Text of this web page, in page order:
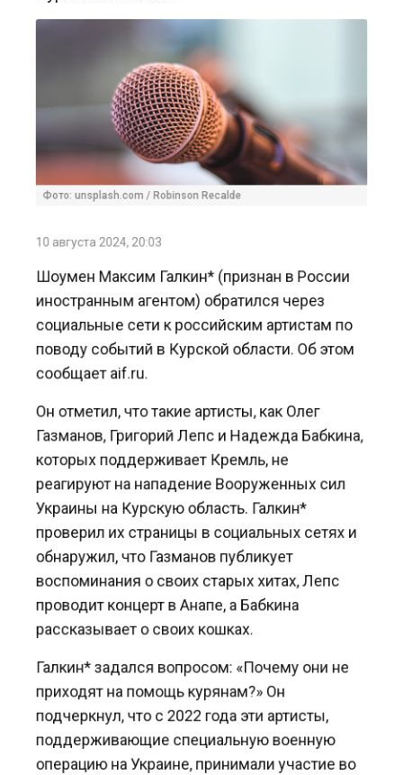
Фото: unsplash.com / Robinson Recalde
иностранным агентом) обратился через
социальные сети к российским артистам по
поводу событий в Курской области. Об этом
сообщает aif.ru.
Газманов, Григорий Лепс и Надежда Бабкина,
которых поддерживает Кремль, не
реагируют на нападение Вооруженных сил
Украины на Курскую область. Галкин*
проверил их страницы в социальных сетях и
обнаружил, что Газманов публикует
воспоминания о своих старых хитах, Лепс
проводит концерт в Анапе, а Бабкина
рассказывает о своих кошках.
Галкин* задался вопросом: «Почему они не
приходят на помощь курянам?» Он
подчеркнул, что с 2022 года эти артисты,
поддерживающие специальную военную
операцию на Украине, принимали участие во